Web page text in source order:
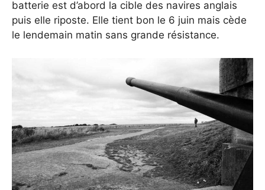
batterie est d’abord la cible des navires anglais
puis elle riposte. Elle tient bon le 6 juin mais cède
le lendemain matin sans grande résistance.